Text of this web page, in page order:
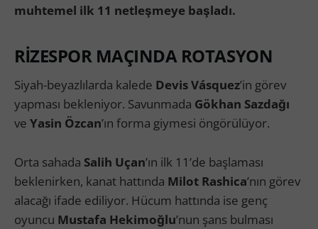
muhtemel ilk 11 netleşmeye başladı.
RİZESPOR MAÇINDA ROTASYON
Siyah-beyazlılarda kalede Devis Vásquez’in görev
yapması bekleniyor. Savunmada Gökhan Sazdağı
ve Yasin Özcan’ın forma giymesi öngörülüyor.
Orta sahada Salih Uçan’ın ilk 11’de başlaması
beklenirken, kanat hattında Milot Rashica’nın görev
alacağı ifade ediliyor. Hücum hattında ise genç
oyuncu Mustafa Hekimoğlu’nun şans bulması